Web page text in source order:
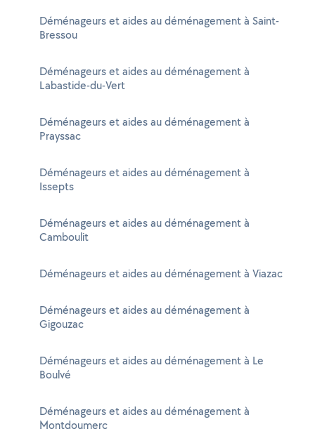
Déménageurs et aides au déménagement à Saint-
Bressou
Déménageurs et aides au déménagement à
Labastide-du-Vert
Déménageurs et aides au déménagement à
Prayssac
Déménageurs et aides au déménagement à
Issepts
Déménageurs et aides au déménagement à
Camboulit
Déménageurs et aides au déménagement à Viazac
Déménageurs et aides au déménagement à
Gigouzac
Déménageurs et aides au déménagement à Le
Boulvé
Déménageurs et aides au déménagement à
Montdoumerc